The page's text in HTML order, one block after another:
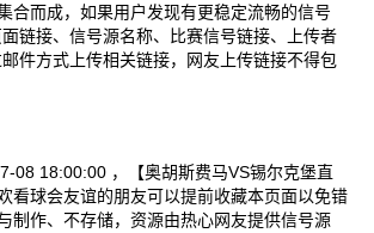
合而成，如果用户发现有更稳定流畅的信号
链接、信号源名称、比赛信号链接、上传者
件方式上传相关链接，网友上传链接不得包
08 18:00:00 ，【奥胡斯费马VS锡尔克堡直
看球会友谊的朋友可以提前收藏本页面以免错
制作、不存储，资源由热心网友提供信号源